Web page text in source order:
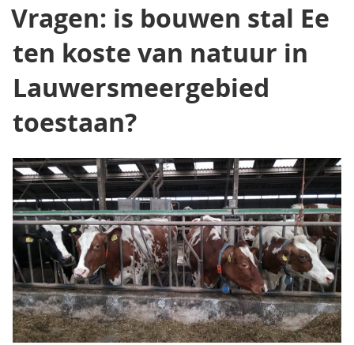
Vragen: is bouwen stal Ee
ten koste van natuur in
Lauwersmeergebied
toestaan?